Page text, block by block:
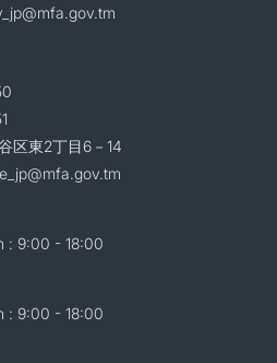
区東2丁目6－14
: 9:00 - 18:00
: 9:00 - 18:00